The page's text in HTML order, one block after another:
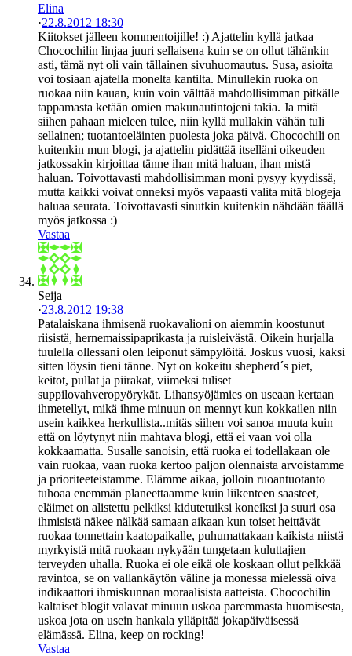
Elina
·22.8.2012 18:30
Kiitokset jälleen kommentoijille! :) Ajattelin kyllä jatkaa
Chocochilin linjaa juuri sellaisena kuin se on ollut tähänkin
asti, tämä nyt oli vain tällainen sivuhuomautus. Susa, asioita
voi tosiaan ajatella monelta kantilta. Minullekin ruoka on
ruokaa niin kauan, kuin voin välttää mahdollisimman pitkälle
tappamasta ketään omien makunautintojeni takia. Ja mitä
siihen pahaan mieleen tulee, niin kyllä mullakin vähän tuli
sellainen; tuotantoeläinten puolesta joka päivä. Chocochili on
kuitenkin mun blogi, ja ajattelin pidättää itselläni oikeuden
jatkossakin kirjoittaa tänne ihan mitä haluan, ihan mistä
haluan. Toivottavasti mahdollisimman moni pysyy kyydissä,
mutta kaikki voivat onneksi myös vapaasti valita mitä blogeja
haluaa seurata. Toivottavasti sinutkin kuitenkin nähdään täällä
myös jatkossa :)
Vastaa
Seija
·23.8.2012 19:38
Patalaiskana ihmisenä ruokavalioni on aiemmin koostunut
riisistä, hernemaissipaprikasta ja ruisleivästä. Oikein hurjalla
tuulella ollessani olen leiponut sämpylöitä. Joskus vuosi, kaksi
sitten löysin tieni tänne. Nyt on kokeitu shepherd´s piet,
keitot, pullat ja piirakat, viimeksi tuliset
suppilovahveropyörykät. Lihansyöjämies on useaan kertaan
ihmetellyt, mikä ihme minuun on mennyt kun kokkailen niin
usein kaikkea herkullista..mitäs siihen voi sanoa muuta kuin
että on löytynyt niin mahtava blogi, että ei vaan voi olla
kokkaamatta. Susalle sanoisin, että ruoka ei todellakaan ole
vain ruokaa, vaan ruoka kertoo paljon olennaista arvoistamme
ja prioriteeteistamme. Elämme aikaa, jolloin ruoantuotanto
tuhoaa enemmän planeettaamme kuin liikenteen saasteet,
eläimet on alistettu pelkiksi kidutetuiksi koneiksi ja suuri osa
ihmisistä näkee nälkää samaan aikaan kun toiset heittävät
ruokaa tonnettain kaatopaikalle, puhumattakaan kaikista niistä
myrkyistä mitä ruokaan nykyään tungetaan kuluttajien
terveyden uhalla. Ruoka ei ole eikä ole koskaan ollut pelkkää
ravintoa, se on vallankäytön väline ja monessa mielessä oiva
indikaattori ihmiskunnan moraalisista aatteista. Chocochilin
kaltaiset blogit valavat minuun uskoa paremmasta huomisesta,
uskoa jota on usein hankala ylläpitää jokapäiväisessä
elämässä. Elina, keep on rocking!
Vastaa